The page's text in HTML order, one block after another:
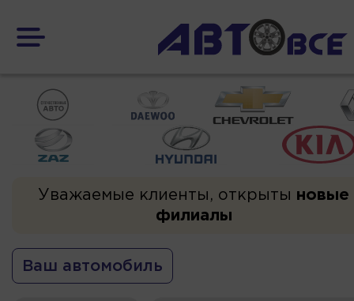
Уважаемые клиенты, открыты новые
филиалы
Ваш автомобиль